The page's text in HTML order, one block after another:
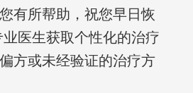
有所帮助，祝您早日恢
医生获取个性化的治疗
方或未经验证的治疗方